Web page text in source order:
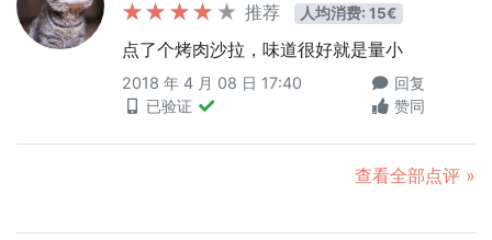
推荐
人均消费: 15€
点了个烤肉沙拉，味道很好就是量小
2018 年 4 月 08 日 17:40
已验证
回复
赞同
查看全部点评 »